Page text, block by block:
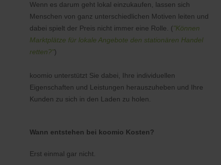
Wenn es darum geht lokal einzukaufen, lassen sich
Menschen von ganz unterschiedlichen Motiven leiten und
dabei spielt der Preis nicht immer eine Rolle. ("Können
Marktplätze für lokale Angebote den stationären Handel
retten?")
koomio unterstützt Sie dabei, Ihre individuellen
Eigenschaften und Leistungen herauszuheben und Ihre
Kunden zu sich in den Laden zu holen.
Wann entstehen bei koomio Kosten?
Erst einmal gar nicht.